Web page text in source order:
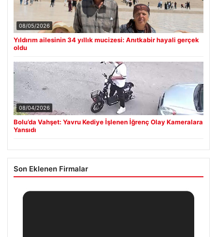
08/05/2026
Yıldırım ailesinin 34 yıllık mucizesi: Anıtkabir hayali gerçek
oldu
08/04/2026
Bolu’da Vahşet: Yavru Kediye İşlenen İğrenç Olay Kameralara
Yansıdı
Son Eklenen Firmalar